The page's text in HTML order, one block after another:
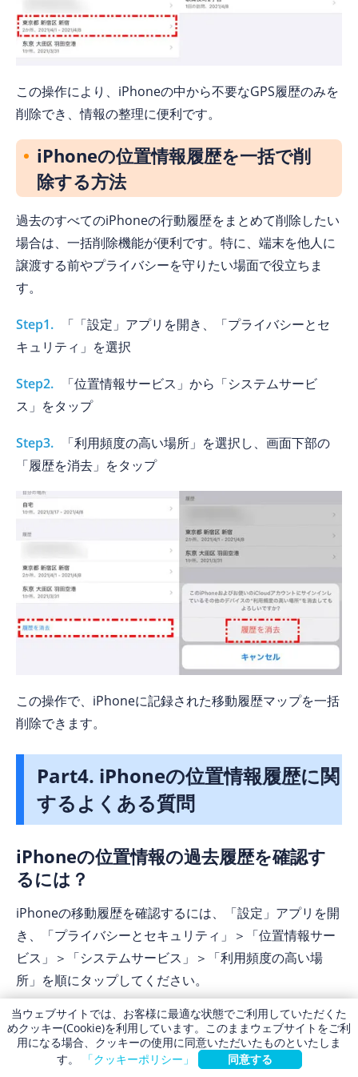
この操作により、iPhoneの中から不要なGPS履歴のみを
削除でき、情報の整理に便利です。
iPhoneの位置情報履歴を一括で削
除する方法
過去のすべてのiPhoneの行動履歴をまとめて削除したい
場合は、一括削除機能が便利です。特に、端末を他人に
譲渡する前やプライバシーを守りたい場面で役立ちま
す。
Step1.
「「設定」アプリを開き、「プライバシーとセ
キュリティ」を選択
Step2.
「位置情報サービス」から「システムサービ
ス」をタップ
Step3.
「利用頻度の高い場所」を選択し、画面下部の
「履歴を消去」をタップ
この操作で、iPhoneに記録された移動履歴マップを一括
削除できます。
Part4. iPhoneの位置情報履歴に関
するよくある質問
iPhoneの位置情報の過去履歴を確認す
るには？
iPhoneの移動履歴を確認するには、「設定」アプリを開
き、「プライバシーとセキュリティ」＞「位置情報サー
ビス」＞「システムサービス」＞「利用頻度の高い場
所」を順にタップしてください。
この項目がオンになっていれば、iPhoneの位置情報履歴
として過去に訪れた場所が記録されています。過去の
GPS履歴を個別に確認することができ、自分の行動パタ
当ウェブサイトでは、お客様に最適な状態でご利用していただくた
めクッキー(Cookie)を利用しています。このままウェブサイトをご利
用になる場合、クッキーの使用に同意いただいたものといたしま
す。
「クッキーポリシー」 同意する